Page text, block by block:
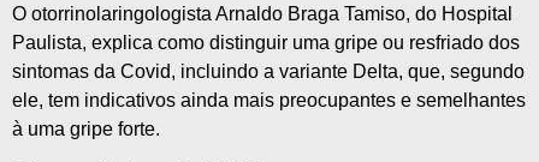
O otorrinolaringologista Arnaldo Braga Tamiso, do Hospital
Paulista, explica como distinguir uma gripe ou resfriado dos
sintomas da Covid, incluindo a variante Delta, que, segundo
ele, tem indicativos ainda mais preocupantes e semelhantes
à uma gripe forte.